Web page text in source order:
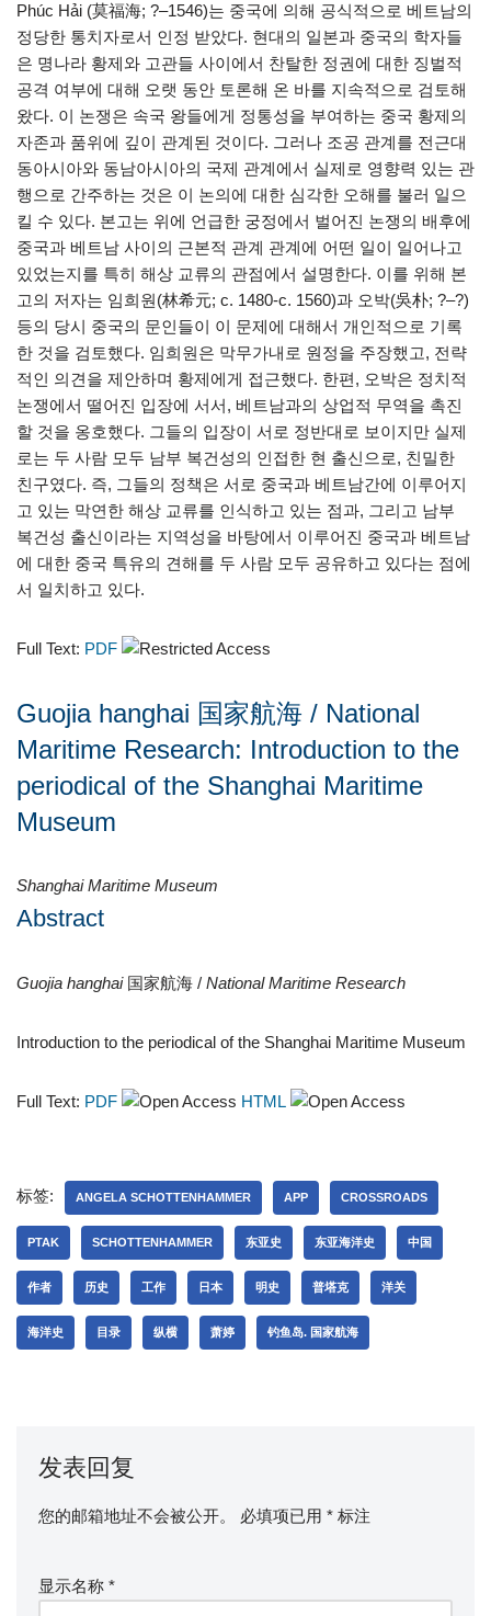
Phúc Hải (莫福海; ?–1546)는 중국에 의해 공식적으로 베트남의
정당한 통치자로서 인정 받았다. 현대의 일본과 중국의 학자들
은 명나라 황제와 고관들 사이에서 찬탈한 정권에 대한 징벌적
공격 여부에 대해 오랫 동안 토론해 온 바를 지속적으로 검토해
왔다. 이 논쟁은 속국 왕들에게 정통성을 부여하는 중국 황제의
자존과 품위에 깊이 관계된 것이다. 그러나 조공 관계를 전근대
동아시아와 동남아시아의 국제 관계에서 실제로 영향력 있는 관
행으로 간주하는 것은 이 논의에 대한 심각한 오해를 불러 일으
킬 수 있다. 본고는 위에 언급한 궁정에서 벌어진 논쟁의 배후에
중국과 베트남 사이의 근본적 관계 관계에 어떤 일이 일어나고
있었는지를 특히 해상 교류의 관점에서 설명한다. 이를 위해 본
고의 저자는 임희원(林希元; c. 1480-c. 1560)과 오박(吳朴; ?–?)
등의 당시 중국의 문인들이 이 문제에 대해서 개인적으로 기록
한 것을 검토했다. 임희원은 막무가내로 원정을 주장했고, 전략
적인 의견을 제안하며 황제에게 접근했다. 한편, 오박은 정치적
논쟁에서 떨어진 입장에 서서, 베트남과의 상업적 무역을 촉진
할 것을 옹호했다. 그들의 입장이 서로 정반대로 보이지만 실제
로는 두 사람 모두 남부 복건성의 인접한 현 출신으로, 친밀한
친구였다. 즉, 그들의 정책은 서로 중국과 베트남간에 이루어지
고 있는 막연한 해상 교류를 인식하고 있는 점과, 그리고 남부
복건성 출신이라는 지역성을 바탕에서 이루어진 중국과 베트남
에 대한 중국 특유의 견해를 두 사람 모두 공유하고 있다는 점에
서 일치하고 있다.
Full Text: PDF
Guojia hanghai 国家航海 / National
Maritime Research: Introduction to the
periodical of the Shanghai Maritime
Museum
Shanghai Maritime Museum
Abstract
Guojia hanghai国家航海 / National Maritime Research
Introduction to the periodical of the Shanghai Maritime Museum
Full Text: PDF HTML
标签: ANGELA SCHOTTENHAMMER APP CROSSROADS
PTAK SCHOTTENHAMMER 东亚史 东亚海洋史 中国
作者 历史 工作 日本 明史 普塔克 洋关
海洋史 目录 纵横 萧婷 钓鱼岛. 国家航海
发表回复
您的邮箱地址不会被公开。 必填项已用 * 标注
显示名称 *